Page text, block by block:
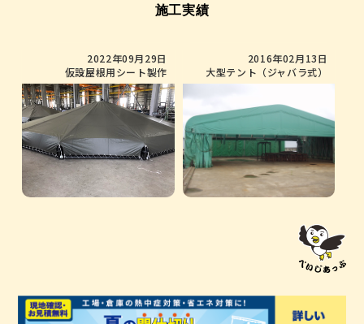
施工実績
2022年09月29日
仮設屋根用シート製作
2016年02月13日
大型テント（ジャバラ式）